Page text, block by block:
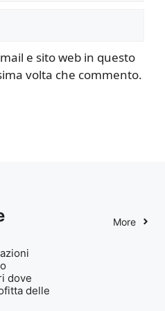
e sito web in questo
volta che commento.
More
dove
delle